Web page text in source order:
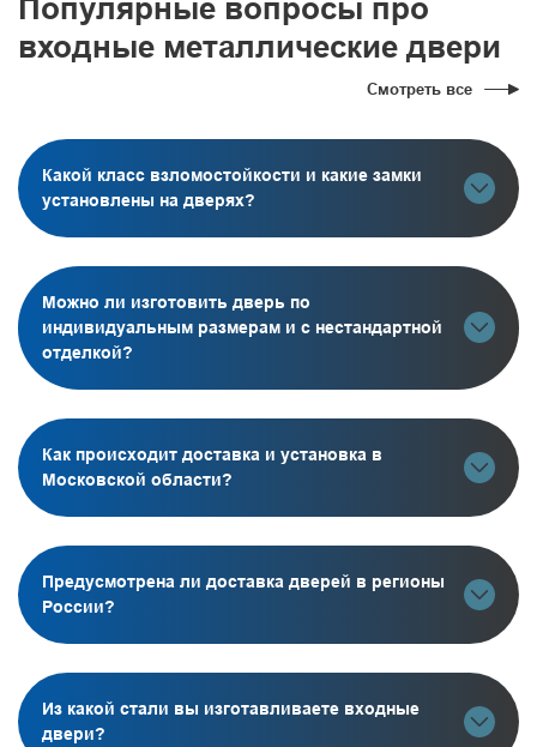
Популярные вопросы про
входные металлические двери
Смотреть все
Какой класс взломостойкости и какие замки
установлены на дверях?
Можно ли изготовить дверь по
индивидуальным размерам и с нестандартной
отделкой?
Как происходит доставка и установка в
Московской области?
Предусмотрена ли доставка дверей в регионы
России?
Из какой стали вы изготавливаете входные
двери?